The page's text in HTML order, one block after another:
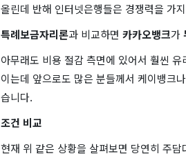
올린데 반해 인터넷은행들은 경쟁력을 가
특례보금자리론과 비교하면 카카오뱅크가
아무래도 비용 절감 측면에 있어서 훨씬
이는데 앞으로도 많은 분들께서 케이뱅크
습니다.
조건 비교
현재 위 같은 상황을 살펴보면 당연히 주